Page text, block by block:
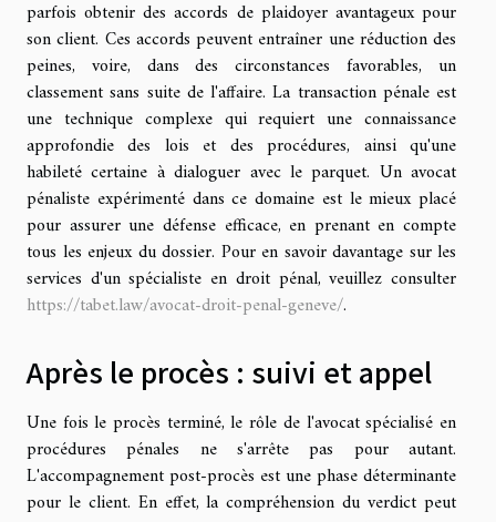
parfois obtenir des accords de plaidoyer avantageux pour
son client. Ces accords peuvent entraîner une réduction des
peines, voire, dans des circonstances favorables, un
classement sans suite de l'affaire. La transaction pénale est
une technique complexe qui requiert une connaissance
approfondie des lois et des procédures, ainsi qu'une
habileté certaine à dialoguer avec le parquet. Un avocat
pénaliste expérimenté dans ce domaine est le mieux placé
pour assurer une défense efficace, en prenant en compte
tous les enjeux du dossier. Pour en savoir davantage sur les
services d'un spécialiste en droit pénal, veuillez consulter
https://tabet.law/avocat-droit-penal-geneve/.
Après le procès : suivi et appel
Une fois le procès terminé, le rôle de l'avocat spécialisé en
procédures pénales ne s'arrête pas pour autant.
L'accompagnement post-procès est une phase déterminante
pour le client. En effet, la compréhension du verdict peut